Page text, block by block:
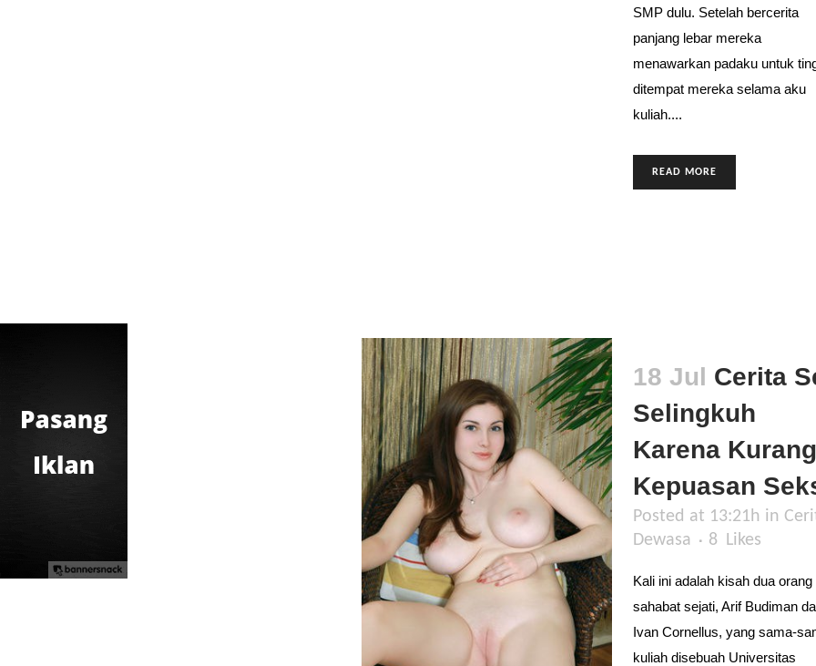
SMP dulu. Setelah bercerita
panjang lebar mereka
menawarkan padaku untuk
ditempat mereka selama aku
kuliah....
READ MORE
18 Jul Cerita
Selingkuh
Karena Kurang
Kepuasan
Posted at 13:21h in
Dewasa
8 Likes
Kali ini adalah kisah dua orang
sahabat sejati, Arif Budiman
Ivan Cornellus, yang sama-
kuliah disebuah Universitas